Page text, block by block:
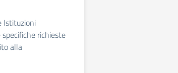
Istituzioni
richieste
alla